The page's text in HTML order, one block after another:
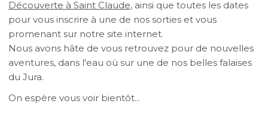
Découverte à Saint Claude, ainsi que toutes les dates
pour vous inscrire à une de nos sorties et vous
promenant sur notre site internet.
Nous avons hâte de vous retrouvez pour de nouvelles
aventures, dans l'eau où sur une de nos belles falaises
du Jura.
On espère vous voir bientôt...